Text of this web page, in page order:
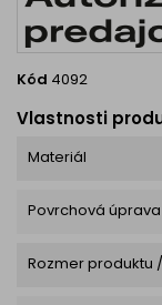
Kód 4092
Vlastnosti
Materiál
Povrchová úprava
Rozmer produktu /